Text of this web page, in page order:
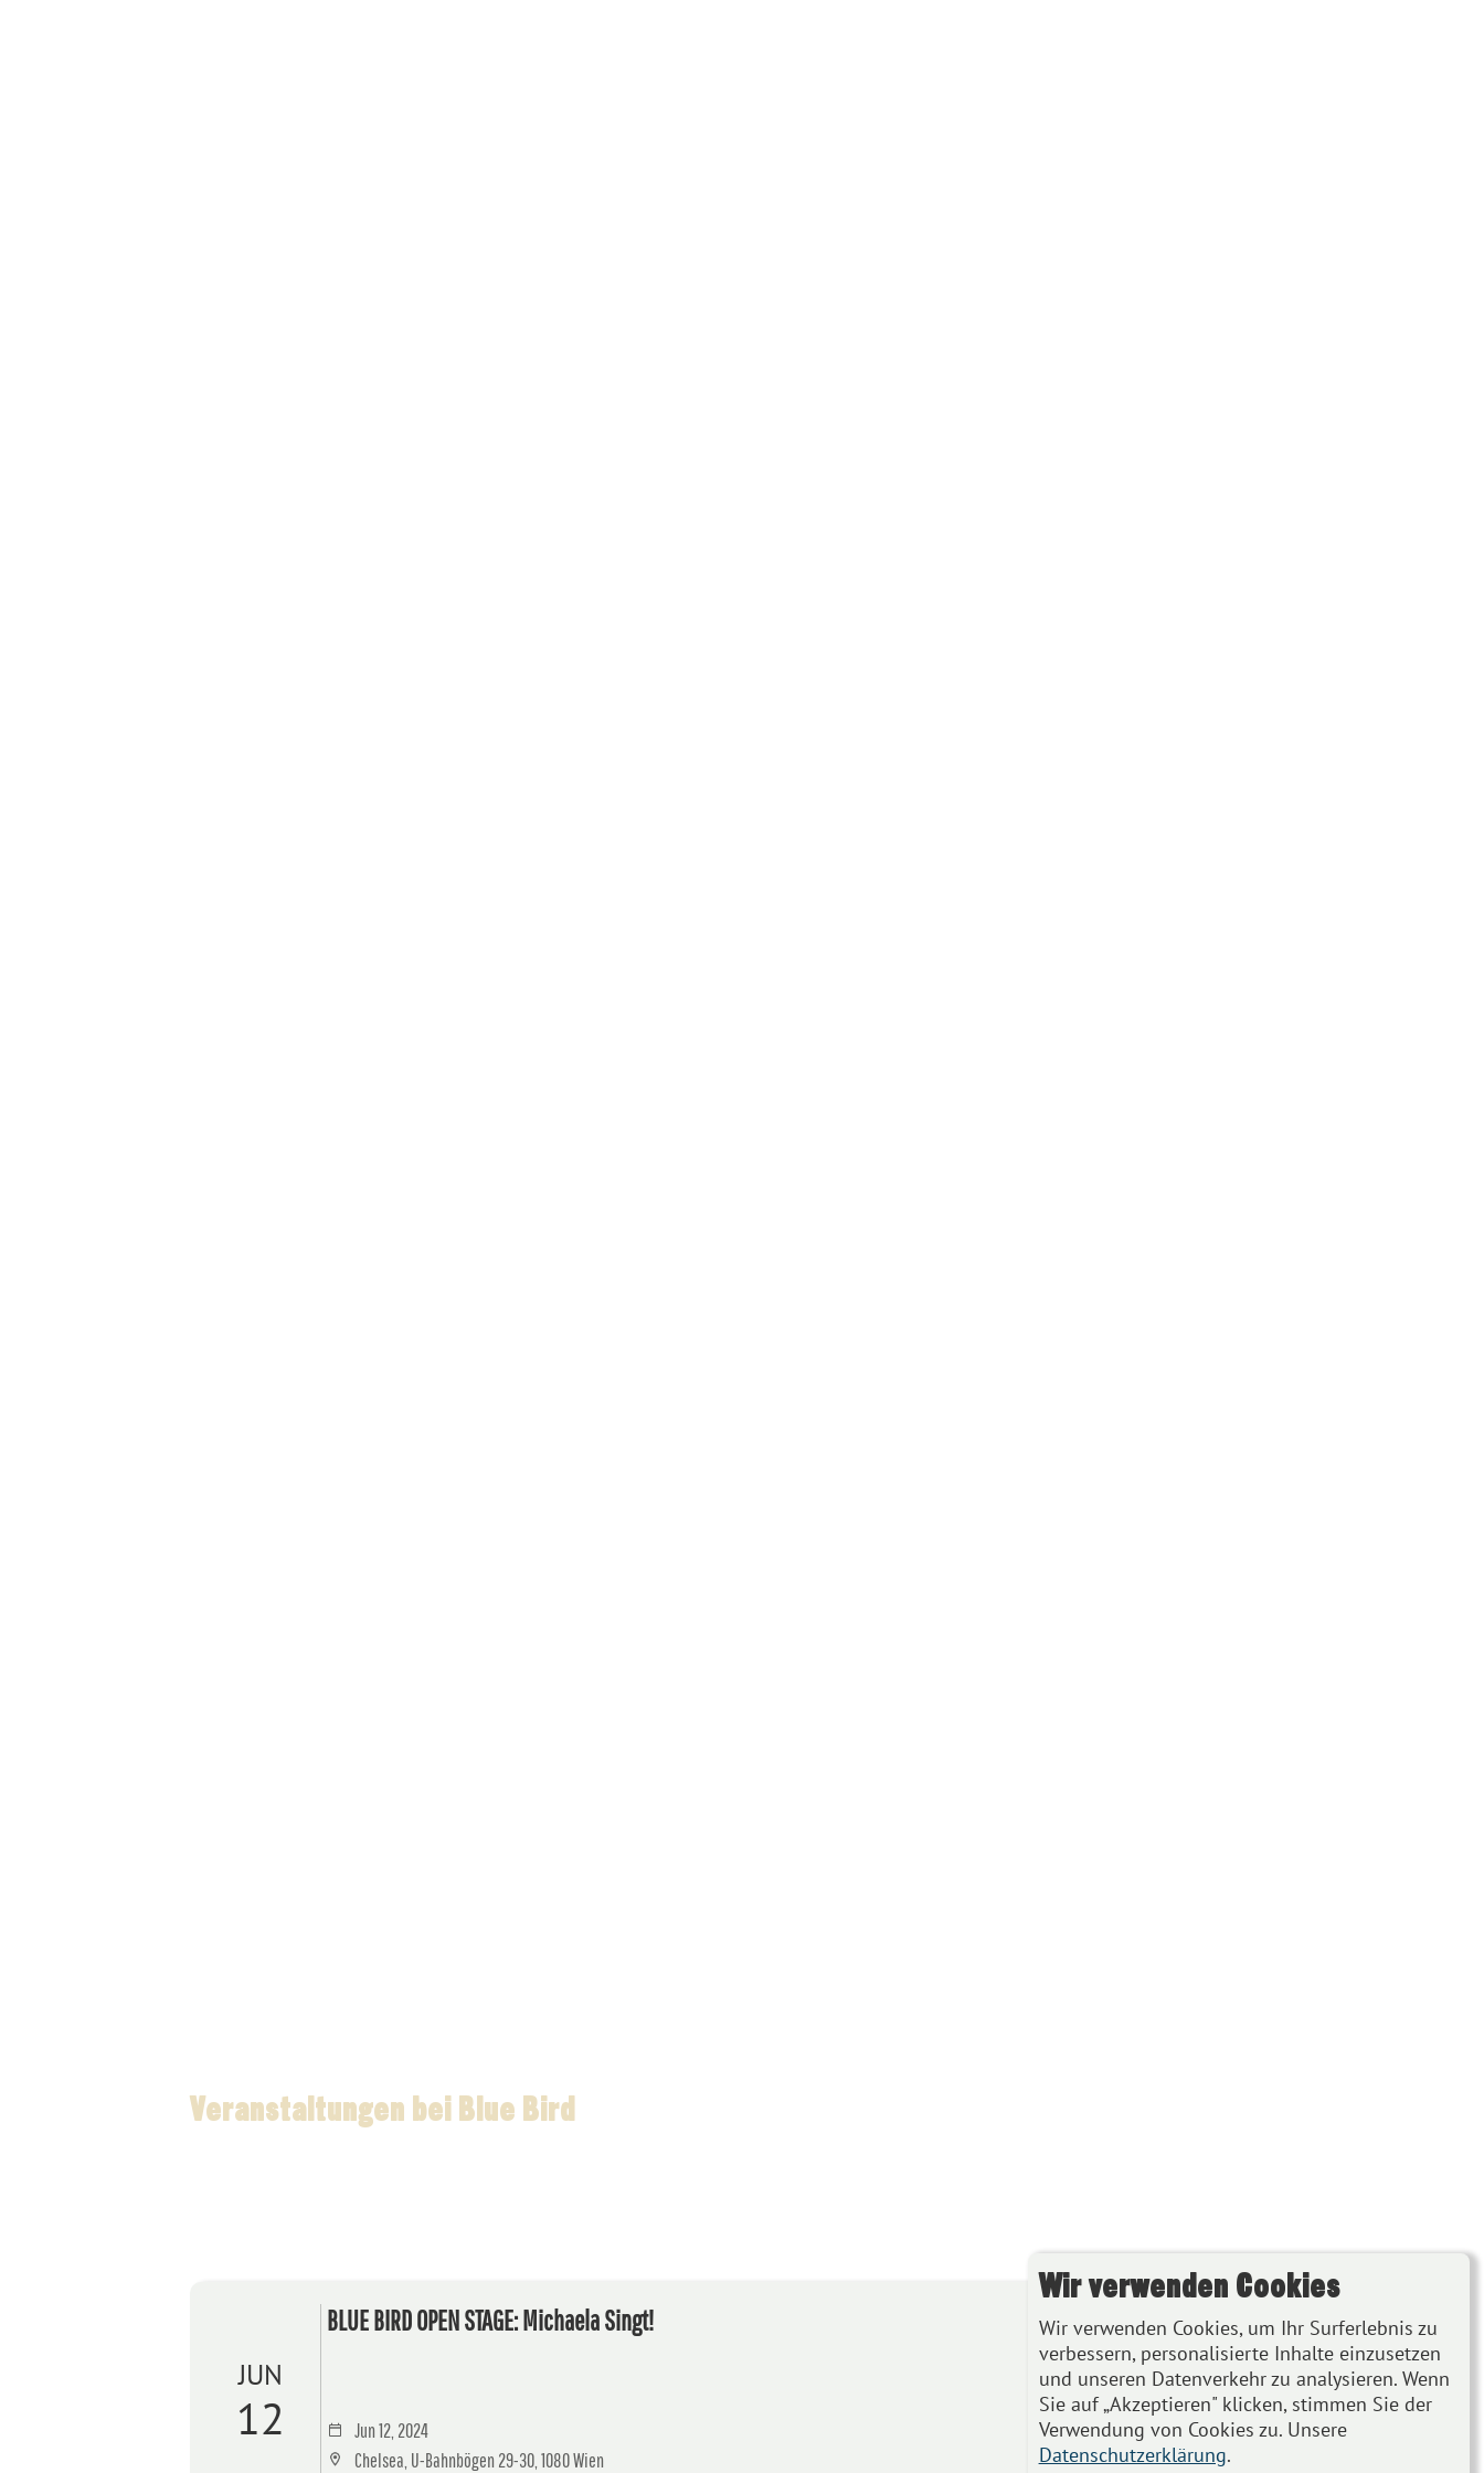
Wir verwenden Cookies
Wir verwenden Cookies, um Ihr Surferlebnis zu
verbessern, personalisierte Inhalte einzusetzen
und unseren Datenverkehr zu analysieren. Wenn
Sie auf „Akzeptieren" klicken, stimmen Sie der
Verwendung von Cookies zu. Unsere
Datenschutzerklärung.
Veranstaltungen bei Blue Bird
JUN
12
BLUE BIRD OPEN STAGE: Michaela Singt!
Jun 12, 2024
Chelsea, U-Bahnbögen 29-30, 1080 Wien